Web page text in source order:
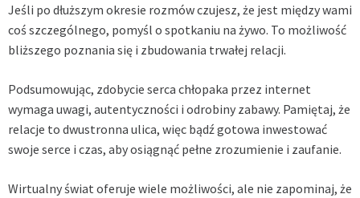
Jeśli po dłuższym okresie rozmów czujesz, że jest między wami
coś szczególnego, pomyśl o spotkaniu na żywo. To możliwość
bliższego poznania się i zbudowania trwałej relacji.
Podsumowując, zdobycie serca chłopaka przez internet
wymaga uwagi, autentyczności i odrobiny zabawy. Pamiętaj, że
relacje to dwustronna ulica, więc bądź gotowa inwestować
swoje serce i czas, aby osiągnąć pełne zrozumienie i zaufanie.
Wirtualny świat oferuje wiele możliwości, ale nie zapominaj, że